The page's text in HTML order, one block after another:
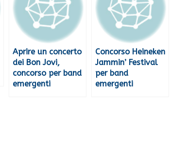
Aprire un concerto
dei Bon Jovi,
concorso per band
emergenti
Concorso Heineken
Jammin’ Festival
per band
emergenti